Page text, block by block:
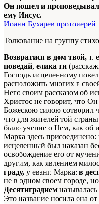
Он пошел и проповедывал
ему Иисус.
Иоанн Бухарев протоиерей
Толкование на группу
Возвратися в дом твой, т.
поведай, елика ти
Господь исцеленному
расположить многих в
Него своим рассказом об
Христос не говорит, что
Божескою силою сотворил
что для жителей той
было учение о Нем, как об
Марка здесь присоединено:
исцеленный был наказан
освобождение его от
другим, как явлением
граду, у еванг. Марка: в
не в одном своем городе,
Десятиградием
Это название носила она